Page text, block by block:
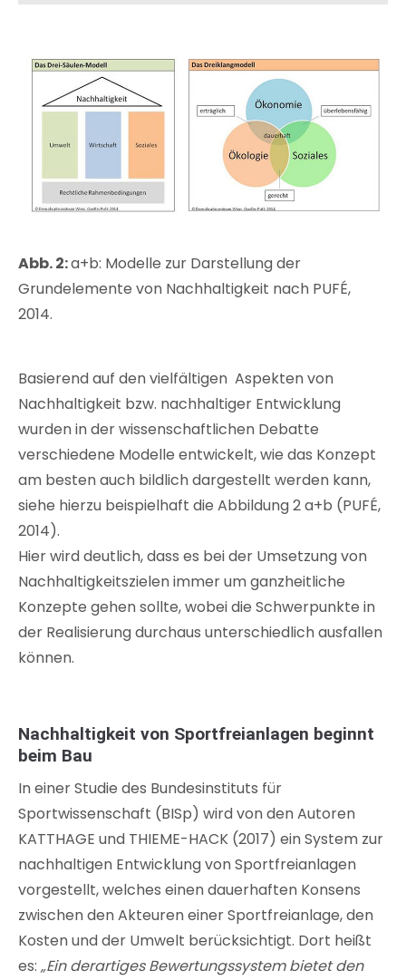
Abb. 2:a+b: Modelle zur Darstellung der
Grundelemente von Nachhaltigkeit nach PUFÉ,
2014.
Basierend auf den vielfältigen Aspekten von
Nachhaltigkeit bzw. nachhaltiger Entwicklung
wurden in der wissenschaftlichen Debatte
verschiedene Modelle entwickelt, wie das Konzept
am besten auch bildlich dargestellt werden kann,
siehe hierzu beispielhaft die Abbildung 2 a+b (PUFÉ,
2014).
Hier wird deutlich, dass es bei der Umsetzung von
Nachhaltigkeitszielen immer um ganzheitliche
Konzepte gehen sollte, wobei die Schwerpunkte in
der Realisierung durchaus unterschiedlich ausfallen
können.
Nachhaltigkeit von Sportfreianlagen beginnt
beim Bau
In einer Studie des Bundesinstituts für
Sportwissenschaft (BISp) wird von den Autoren
KATTHAGE und THIEME-HACK (2017) ein System zur
nachhaltigen Entwicklung von Sportfreianlagen
vorgestellt, welches einen dauerhaften Konsens
zwischen den Akteuren einer Sportfreianlage, den
Kosten und der Umwelt berücksichtigt. Dort heißt
es: „Ein derartiges Bewertungssystem bietet den